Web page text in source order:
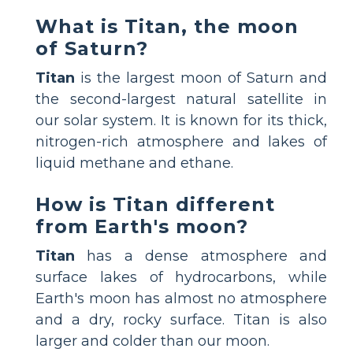
What is Titan, the moon
of Saturn?
Titan is the largest moon of Saturn and
the second-largest natural satellite in
our solar system. It is known for its thick,
nitrogen-rich atmosphere and lakes of
liquid methane and ethane.
How is Titan different
from Earth's moon?
Titan has a dense atmosphere and
surface lakes of hydrocarbons, while
Earth's moon has almost no atmosphere
and a dry, rocky surface. Titan is also
larger and colder than our moon.